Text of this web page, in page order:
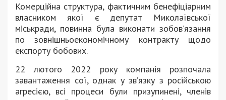
Комерційна структура, фактичним бенефіціарним
власником якої є депутат Миколаївської
міськради, повинна була виконати зобов’язання
по зовнішньоекономічному контракту щодо
експорту бобових.
22 лютого 2022 року компанія розпочала
завантаження сої, однак у зв’язку з російською
агресією, всі процеси були призупинені, членів